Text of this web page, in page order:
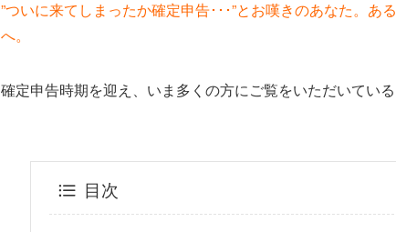
”ついに来てしまったか確定申告･･･”とお嘆きのあなた。あ
へ。
確定申告時期を迎え、いま多くの方にご覧をいただいてい
目次